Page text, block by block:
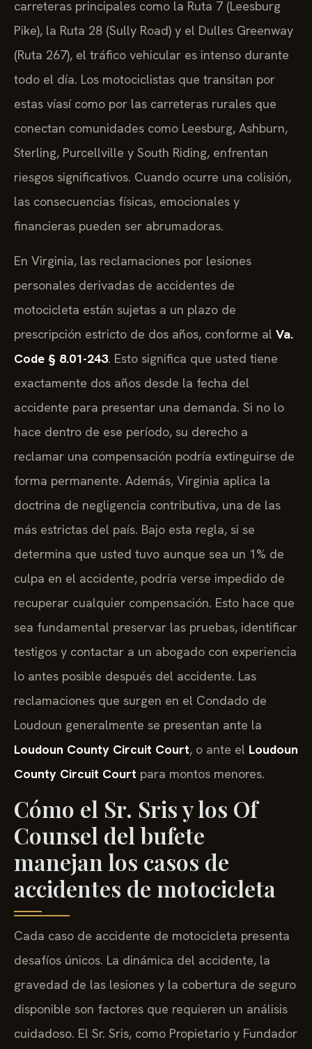
carreteras principales como la Ruta 7 (Leesburg
Pike), la Ruta 28 (Sully Road) y el Dulles Greenway
(Ruta 267), el tráfico vehicular es intenso durante
todo el día. Los motociclistas que transitan por
estas víasí como por las carreteras rurales que
conectan comunidades como Leesburg, Ashburn,
Sterling, Purcellville y South Riding, enfrentan
riesgos significativos. Cuando ocurre una colisión,
las consecuencias físicas, emocionales y
financieras pueden ser abrumadoras.
En Virginia, las reclamaciones por lesiones
personales derivadas de accidentes de
motocicleta están sujetas a un plazo de
prescripción estricto de dos años, conforme al Va.
Code § 8.01-243. Esto significa que usted tiene
exactamente dos años desde la fecha del
accidente para presentar una demanda. Si no lo
hace dentro de ese período, su derecho a
reclamar una compensación podría extinguirse de
forma permanente. Además, Virginia aplica la
doctrina de negligencia contributiva, una de las
más estrictas del país. Bajo esta regla, si se
determina que usted tuvo aunque sea un 1% de
culpa en el accidente, podría verse impedido de
recuperar cualquier compensación. Esto hace que
sea fundamental preservar las pruebas, identificar
testigos y contactar a un abogado con experiencia
lo antes posible después del accidente. Las
reclamaciones que surgen en el Condado de
Loudoun generalmente se presentan ante la
Loudoun County Circuit Court, o ante el Loudoun
County Circuit Court para montos menores.
Cómo el Sr. Sris y los Of
Counsel del bufete
manejan los casos de
accidentes de motocicleta
Cada caso de accidente de motocicleta presenta
desafíos únicos. La dinámica del accidente, la
gravedad de las lesiones y la cobertura de seguro
disponible son factores que requieren un análisis
cuidadoso. El Sr. Sris, como Propietario y Fundador